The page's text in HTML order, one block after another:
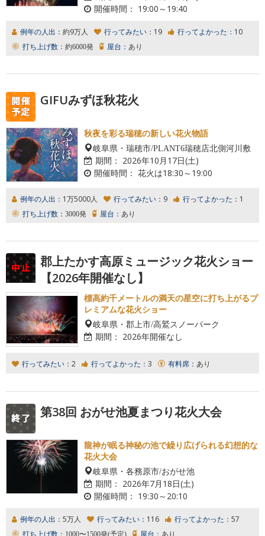
開催時間： 19:00～19:40
例年の人出： 約9万人 行ってみたい： 19 行ってよかった： 10
打ち上げ数： 約6000発 屋台： あり
GIFUみずほ秋花火
秋夜を彩る瑞穂の新しい花火物語
岐阜県・瑞穂市/PLANT6瑞穂店北側河川敷
期間： 2026年10月17日(土)
開催時間： 花火は18:30～19:00
例年の人出： 1万5000人 行ってみたい： 9 行ってよかった： 1
打ち上げ数： 3000発 屋台： あり
郡上たかす高原ミュージック花火ショー
【2026年開催なし】
標高約千メートルの満天の星空に打ち上がるプ
レミアムな花火ショー
岐阜県・郡上市/高鷲スノーパーク
期間： 2026年開催なし
行ってみたい： 2 行ってよかった： 3 有料席： あり
第38回 おがせ池夏まつり花火大会
龍神が眠る神秘の池で繰り広げられる幻想的な
花火大会
岐阜県・各務原市/おがせ池
期間： 2026年7月18日(土)
開催時間： 19:30～20:10
例年の人出： 5万人 行ってみたい： 116 行ってよかった： 57
打ち上げ数： 1000〜1500発(予定) 屋台： あり